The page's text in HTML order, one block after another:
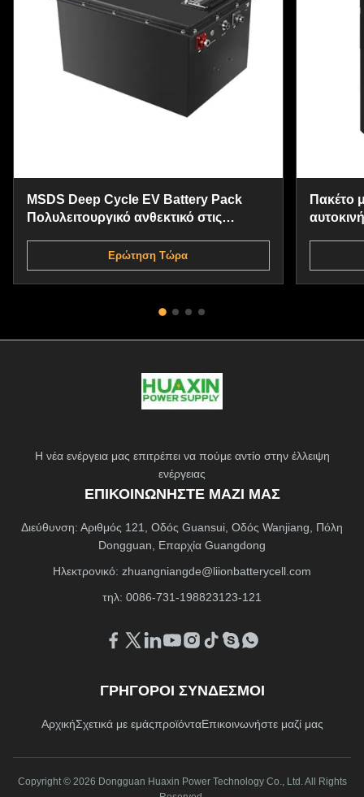
MSDS Deep Cycle EV Battery Pack
Πολυλειτουργικό ανθεκτικό στις
Ερώτηση Τώρα
Πακέτο
Η νέα ενέργεια μας επιτρέπει να πούμε αντίο στην έλλειψη
ενέργειας
ΕΠΙΚΟΙΝΩΝΉΣΤΕ ΜΑΖΊ ΜΑΣ
Διεύθυνση: Αριθμός 121, Οδός Guansui, Οδός Wanjiang, Πόλη
Dongguan, Επαρχία Guangdong
Ηλεκτρονικό: zhuangniangde@liionbatterycell.com
τηλ: 0086-731-198823123-121
ΓΡΉΓΟΡΟΙ ΣΎΝΔΕΣΜΟΙ
ΑρχικήΣχετικά με εμάςπροϊόνταΕπικοινωνήστε μαζί μας
Copyright © 2026 Dongguan Huaxin Power Technology Co., Ltd. All Rights